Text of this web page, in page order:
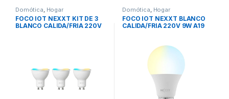
Domótica Hogar
FOCO IOT NEXXT KIT DE 3
BLANCO CALIDA/FRIA 220V
Domótica Hogar
FOCO IOT NEXXT BLANCO
CALIDA/FRIA 220V 9W A19